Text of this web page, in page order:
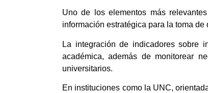
Uno de los elementos más
información estratégica para la toma de
La integración de indicadores sobre
académica, además de monitorear
universitarios.
En instituciones como la UNC,